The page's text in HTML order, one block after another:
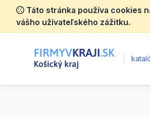
Táto stránka používa cookies
vášho užívateľského zážitku.